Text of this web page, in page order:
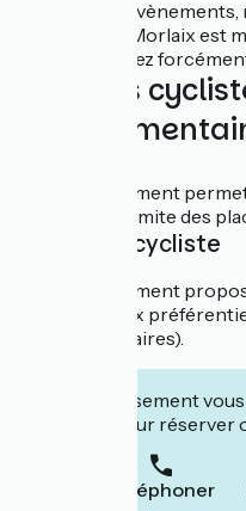
Séminaires,
l'auberge de Morlaix est
Vous trouverez
Services
Cet établissement
nuit (dans la limite des
Forfait cycliste
Cet établissement
cyclistes (prix
complémentaires).
Cet établissement
leur site pour réserver
Téléphoner